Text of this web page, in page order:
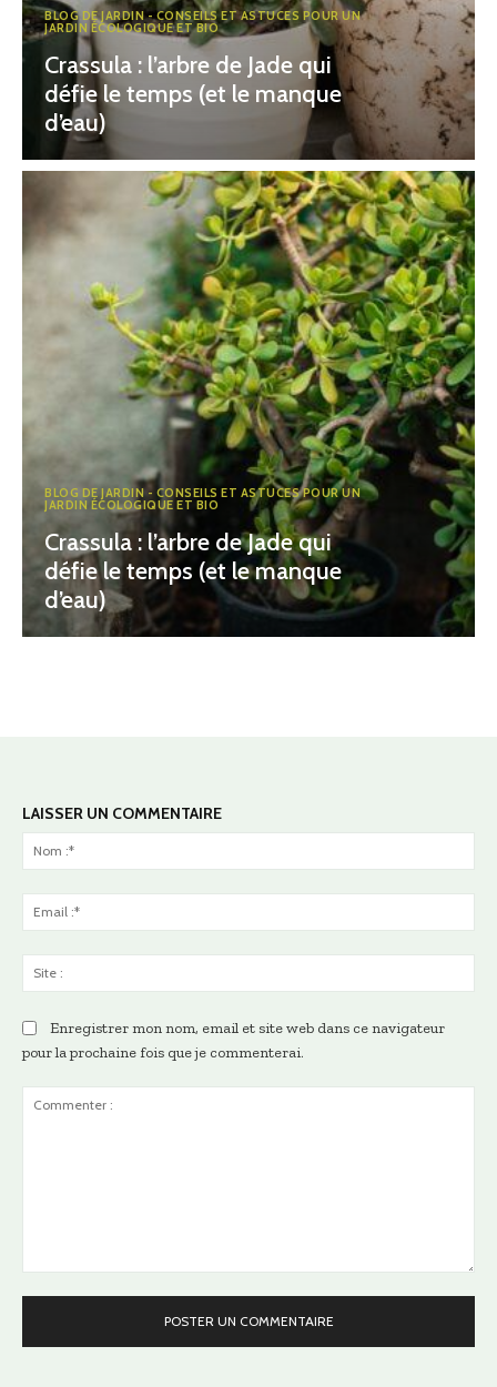
BLOG DE JARDIN - CONSEILS ET ASTUCES POUR UN
JARDIN ÉCOLOGIQUE ET BIO
Crassula : l’arbre de Jade qui
défie le temps (et le manque
d’eau)
BLOG DE JARDIN - CONSEILS ET ASTUCES POUR UN
JARDIN ÉCOLOGIQUE ET BIO
Crassula : l’arbre de Jade qui
défie le temps (et le manque
d’eau)
LAISSER UN COMMENTAIRE
Enregistrer mon nom, email et site web dans ce navigateur
pour la prochaine fois que je commenterai.